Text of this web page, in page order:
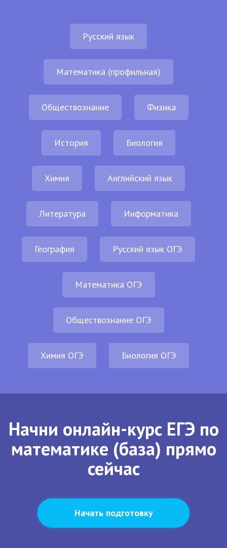
Русский язык
Математика (профильная)
Обществознание Физика
История Биология
Химия Английский язык
Литература Информатика
География Русский язык ОГЭ
Математика ОГЭ
Обществознание ОГЭ
Химия ОГЭ Биология ОГЭ
Начни онлайн-курс ЕГЭ по
математике (база) прямо
сейчас
Начать подготовку